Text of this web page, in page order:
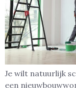
Je wilt natuurlijk
een